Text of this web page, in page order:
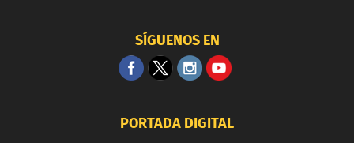
SÍGUENOS EN
PORTADA DIGITAL